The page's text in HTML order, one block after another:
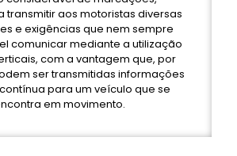
transmitir aos motoristas diversas
e exigências que nem sempre
comunicar mediante a utilização
com a vantagem que, por
ser transmitidas informações
para um veículo que se
em movimento.